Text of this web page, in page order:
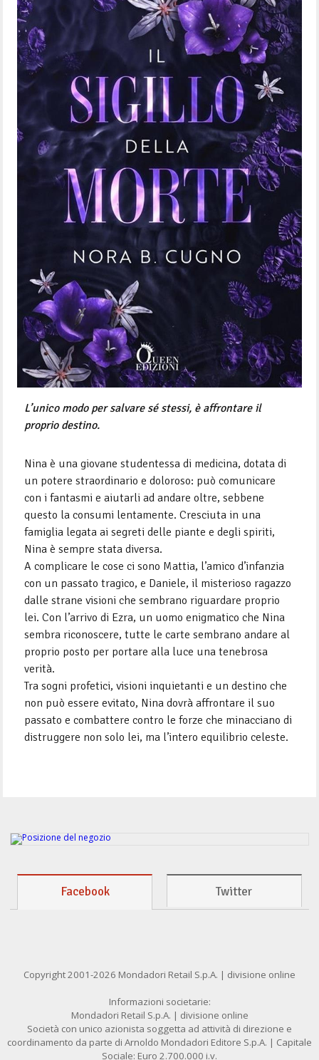
L’unico modo per salvare sé stessi, è affrontare il
proprio destino.
Nina è una giovane studentessa di medicina, dotata di
un potere straordinario e doloroso: può comunicare
con i fantasmi e aiutarli ad andare oltre, sebbene
questo la consumi lentamente. Cresciuta in una
famiglia legata ai segreti delle piante e degli spiriti,
Nina è sempre stata diversa.
A complicare le cose ci sono Mattia, l’amico d’infanzia
con un passato tragico, e Daniele, il misterioso ragazzo
dalle strane visioni che sembrano riguardare proprio
lei. Con l’arrivo di Ezra, un uomo enigmatico che Nina
sembra riconoscere, tutte le carte sembrano andare al
proprio posto per portare alla luce una tenebrosa
verità.
Tra sogni profetici, visioni inquietanti e un destino che
non può essere evitato, Nina dovrà affrontare il suo
passato e combattere contro le forze che minacciano di
distruggere non solo lei, ma l’intero equilibrio celeste.
Facebook Twitter
Copyright 2001-2026 Mondadori Retail S.p.A. | divisione online
Informazioni societarie:
Mondadori Retail S.p.A. | divisione online
Società con unico azionista soggetta ad attività di direzione e
coordinamento da parte di Arnoldo Mondadori Editore S.p.A. | Capitale
Sociale: Euro 2.700.000 i.v.